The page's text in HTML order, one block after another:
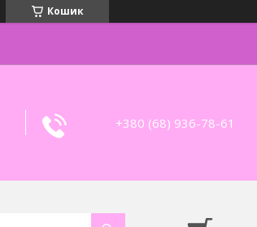
Кошик
+380 (68) 936-78-61